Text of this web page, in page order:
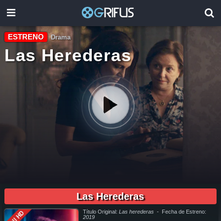
ESTRENO Drama
Las Herederas
en español latino, pelicula completa Las Herederas audio latino, pelicula completa Las Herederas audio latino online, como ver Las Herederas pelicula completa en español, como ver Las
ver Las Herederas pelicula completa en español, ver Las Herederas pelicula completa en español latino, Las Herederas pelicula completa audio latino, Las Herederas pelicula completa 2019,
Las Herederas pelicula completa en español, Las Herederas pelicula completa en español latino, trailer Las Herederas, Las Herederas trailer, ver trailer Las Herederas español, trailer en
español Las Herederas, Las Herederas trailer español latino, Las Herederas descargar torrent gratis, descargar pelicula completa Las Herederas hd, descargar Las Herederas pelicula
completa, descargar Las Herederas pelicula completa torrent, descargar Las Herederas pelicula completa utorrent, descargar Las Herederas pelicula completa mega, descargar Las
Herederas pelicula completa gratis, Las Herederas descargar pelicula completa gratis, Las Herederas descargar pelicula completa hd, descargar pelicula Las Herederas gratis, descargar
online megavideo, ver pelicula Las Herederas online gratis, ver online Las Herederas, Las Herederas online ver pelicula, ver estreno Las Herederas online, Las Herederas online ver, Las
Herederas ver online, Ver Pelicula Las Herederas Español Latino, Pelicula Las Herederas Latino Online, Pelicula Las Herederas Español Online, Pelicula Las Herederas Subtitulado,
Las Herederas
Título Original:Las herederas - Fecha de Estreno:
2019